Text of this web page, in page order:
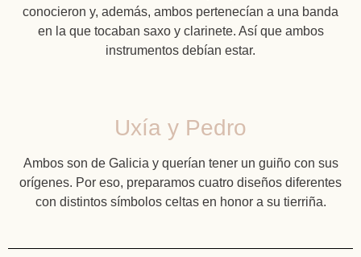
conocieron y, además, ambos pertenecían a una banda
en la que tocaban saxo y clarinete. Así que ambos
instrumentos debían estar.
Uxía y Pedro
Ambos son de Galicia y querían tener un guiño con sus
orígenes. Por eso, preparamos cuatro diseños diferentes
con distintos símbolos celtas en honor a su tierriña.